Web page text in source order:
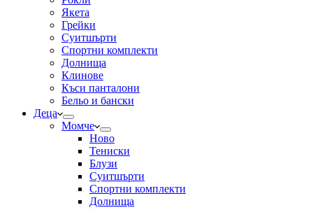
Якета
Грейки
Суитшърти
Спортни комплекти
Долнища
Клинове
Къси панталони
Бельо и бански
Деца
Момче
Ново
Тениски
Блузи
Суитшърти
Спортни комплекти
Долнища